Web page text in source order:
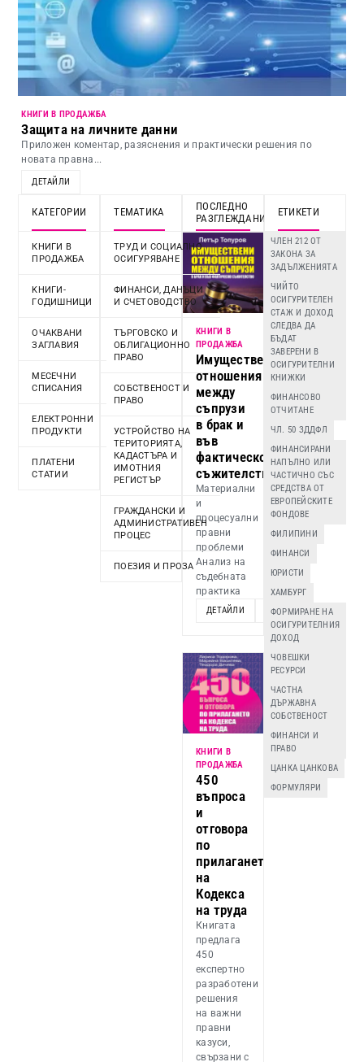
КНИГИ В ПРОДАЖБА
Защита на личните данни
Приложен коментар, разяснения и практически решения по
новата правна...
ДЕТАЙЛИ
КАТЕГОРИИ
КНИГИ В
ПРОДАЖБА
KНИГИ-
ГОДИШНИЦИ
ОЧАКВАНИ
ЗАГЛАВИЯ
МЕСЕЧНИ
СПИСАНИЯ
ЕЛЕКТРОННИ
ПРОДУКТИ
ПЛАТЕНИ
СТАТИИ
ТЕМАТИКА
ТРУД И СОЦИАЛНО
ОСИГУРЯВАНЕ
ФИНАНСИ, ДАНЪЦИ
И СЧЕТОВОДСТВО
ТЪРГОВСКО И
ОБЛИГАЦИОННО
ПРАВО
СОБСТВЕНОСТ И
ПРАВО
УСТРОЙСТВО НА
ТЕРИТОРИЯТА,
КАДАСТЪРА И
ИМОТНИЯ
РЕГИСТЪР
ГРАЖДАНСКИ И
АДМИНИСТРАТИВЕН
ПРОЦЕС
ПОЕЗИЯ И ПРОЗА
ПОСЛЕДНО
РАЗГЛЕЖДАНИ
КНИГИ В
ПРОДАЖБА
Имуществени
отношения
между
съпрузи
в брак и
във
фактическо
съжителство
Материални
и
процесуални
правни
проблеми
Анализ на
съдебната
практика
ДЕТАЙЛИ ДОБАВИ
КНИГИ В
ПРОДАЖБА
450
въпроса
и
отговора
по
прилагането
на
Кодекса
на труда
Книгата
предлага
450
експертно
разработени
решения
на важни
правни
казуси,
свързани с
ЕТИКЕТИ
ЧЛЕН 212 ОТ
ЗАКОНА ЗА
ЗАДЪЛЖЕНИЯТА
ЧИЙТО
ОСИГУРИТЕЛЕН
СТАЖ И ДОХОД
СЛЕДВА ДА
БЪДАТ
ЗАВЕРЕНИ В
ОСИГУРИТЕЛНИ
КНИЖКИ
ФИНАНСОВО
ОТЧИТАНЕ
ЧЛ. 50 ЗДДФЛ
ФИНАНСИРАНИ
НАПЪЛНО ИЛИ
ЧАСТИЧНО СЪС
СРЕДСТВА ОТ
ЕВРОПЕЙСКИТЕ
ФОНДОВЕ
ФИЛИПИНИ
ФИНАНСИ
ЮРИСТИ
ХАМБУРГ
ФОРМИРАНЕ НА
ОСИГУРИТЕЛНИЯ
ДОХОД
ЧОВЕШКИ
РЕСУРСИ
ЧАСТНА
ДЪРЖАВНА
СОБСТВЕНОСТ
ФИНАНСИ И
ПРАВО
ЦАНКА ЦАНКОВА
ФОРМУЛЯРИ